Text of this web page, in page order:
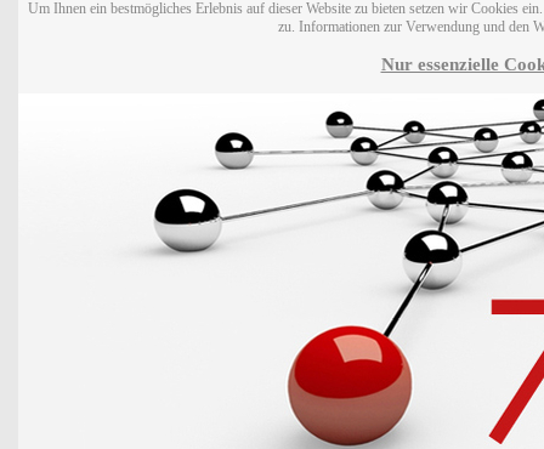
Um Ihnen ein bestmögliches Erlebnis auf dieser Website zu bieten setzen wir Cookies
zu. Informationen zur Verwendung und den
Nur essenzielle